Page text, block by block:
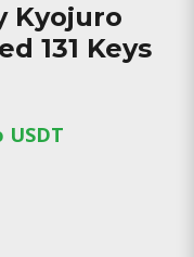
Kyojuro
131 Keys